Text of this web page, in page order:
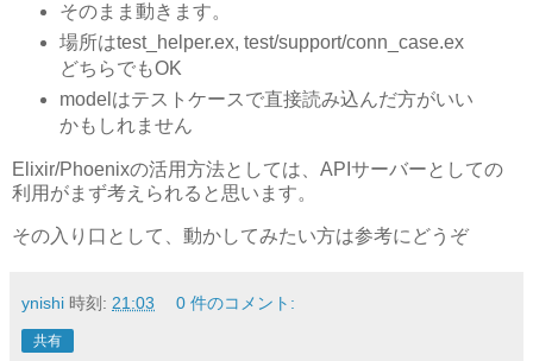
そのまま動きます。
場所はtest_helper.ex, test/support/conn_case.ex
どちらでもOK
modelはテストケースで直接読み込んだ方がいい
かもしれません
Elixir/Phoenixの活用方法としては、APIサーバーとしての
利用がまず考えられると思います。
その入り口として、動かしてみたい方は参考にどうぞ
ynishi 時刻: 21:03 0 件のコメント:
共有